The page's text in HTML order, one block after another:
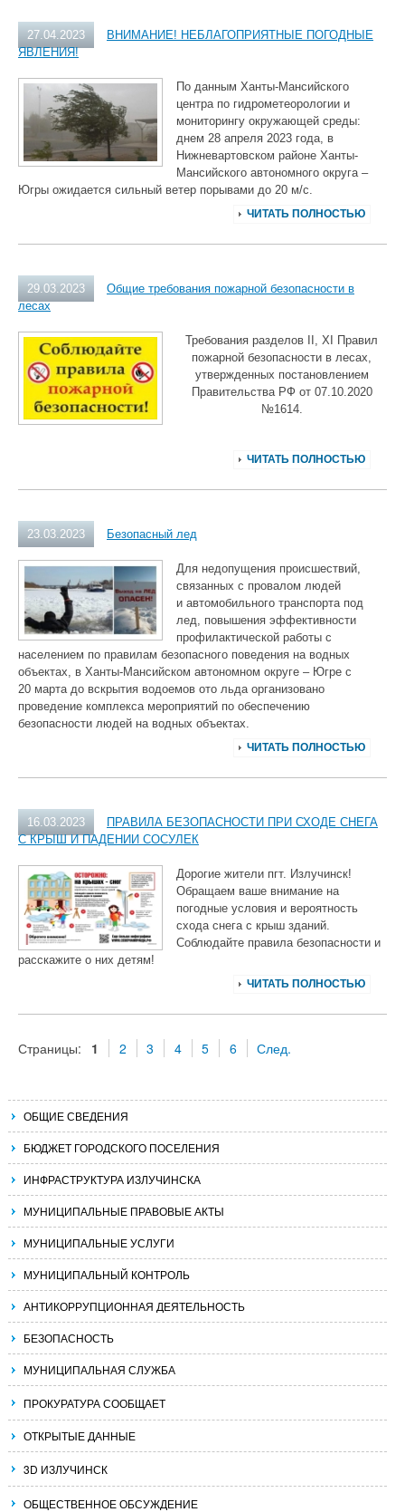
27.04.2023
ВНИМАНИЕ! НЕБЛАГОПРИЯТНЫЕ ПОГОДНЫЕ
ЯВЛЕНИЯ!
По данным Ханты-Мансийского
центра по гидрометеорологии и
мониторингу окружающей среды:
днем 28 апреля 2023 года, в
Нижневартовском районе Ханты-
Мансийского автономного округа –
Югры ожидается сильный ветер порывами до 20 м/с.
ЧИТАТЬ ПОЛНОСТЬЮ
29.03.2023
Общие требования пожарной безопасности в
лесах
Требования разделов II, XI Правил
пожарной безопасности в лесах,
утвержденных постановлением
Правительства РФ от 07.10.2020
№1614.
ЧИТАТЬ ПОЛНОСТЬЮ
23.03.2023 Безопасный лед
Для недопущения происшествий,
связанных с провалом людей
и автомобильного транспорта под
лед, повышения эффективности
профилактической работы с
населением по правилам безопасного поведения на водных
объектах, в Ханты-Мансийском автономном округе – Югре с
20 марта до вскрытия водоемов ото льда организовано
проведение комплекса мероприятий по обеспечению
безопасности людей на водных объектах.
ЧИТАТЬ ПОЛНОСТЬЮ
16.03.2023
ПРАВИЛА БЕЗОПАСНОСТИ ПРИ СХОДЕ СНЕГА
С КРЫШ И ПАДЕНИИ СОСУЛЕК
Дорогие жители пгт. Излучинск!
Обращаем ваше внимание на
погодные условия и вероятность
схода снега с крыш зданий.
Соблюдайте правила безопасности и
расскажите о них детям!
ЧИТАТЬ ПОЛНОСТЬЮ
Страницы: 1 2 3 4 5 6 След.
ОБЩИЕ СВЕДЕНИЯ
БЮДЖЕТ ГОРОДСКОГО ПОСЕЛЕНИЯ
ИНФРАСТРУКТУРА ИЗЛУЧИНСКА
МУНИЦИПАЛЬНЫЕ ПРАВОВЫЕ АКТЫ
МУНИЦИПАЛЬНЫЕ УСЛУГИ
МУНИЦИПАЛЬНЫЙ КОНТРОЛЬ
АНТИКОРРУПЦИОННАЯ ДЕЯТЕЛЬНОСТЬ
БЕЗОПАСНОСТЬ
МУНИЦИПАЛЬНАЯ СЛУЖБА
ПРОКУРАТУРА СООБЩАЕТ
ОТКРЫТЫЕ ДАННЫЕ
3D ИЗЛУЧИНСК
ОБЩЕСТВЕННОЕ ОБСУЖДЕНИЕ